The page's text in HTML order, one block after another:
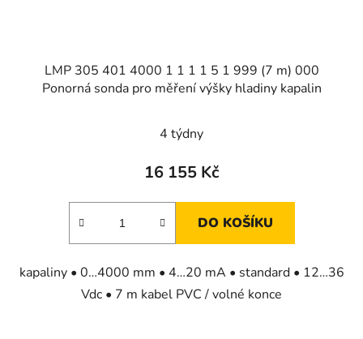
LMP 305 401 4000 1 1 1 1 5 1 999 (7 m) 000
Ponorná sonda pro měření výšky hladiny kapalin
4 týdny
16 155 Kč
DO KOŠÍKU
kapaliny • 0…4000 mm • 4…20 mA • standard • 12…36
Vdc • 7 m kabel PVC / volné konce